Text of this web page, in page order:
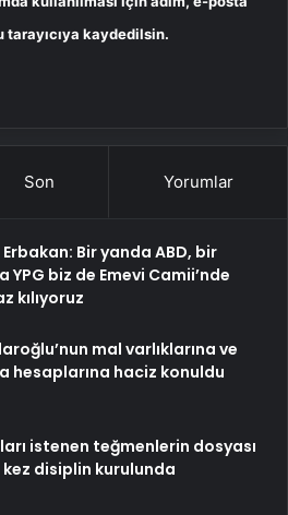
tarayıcıya kaydedilsin.
Son Yorumlar
Bir yanda ABD, bir
YPG biz de Emevi Camii’nde
kılıyoruz
mal varlıklarına ve
hesaplarına haciz konuldu
istenen teğmenlerin dosyası
disiplin kurulunda